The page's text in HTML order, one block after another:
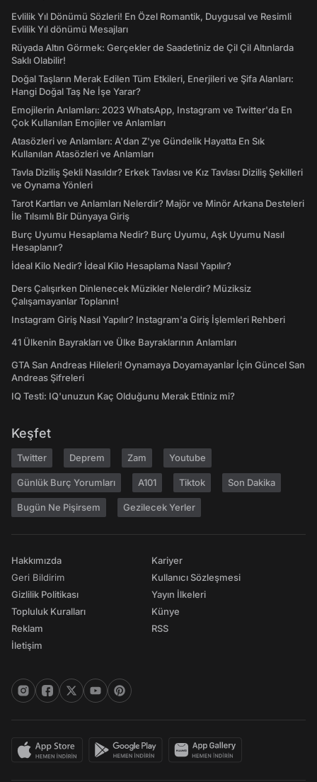
Evlilik Yıl Dönümü Sözleri! En Özel Romantik, Duygusal ve Resimli
Evlilik Yıl dönümü Mesajları
Rüyada Altın Görmek: Gerçekler de Saadetiniz de Çil Çil Altınlarda
Saklı Olabilir!
Doğal Taşların Merak Edilen Tüm Etkileri, Enerjileri ve Şifa Alanları:
Hangi Doğal Taş Ne İşe Yarar?
Emojilerin Anlamları: 2023 WhatsApp, Instagram ve Twitter'da En
Çok Kullanılan Emojiler ve Anlamları
Atasözleri ve Anlamları: A'dan Z'ye Gündelik Hayatta En Sık
Kullanılan Atasözleri ve Anlamları
Tavla Diziliş Şekli Nasıldır? Erkek Tavlası ve Kız Tavlası Diziliş Şekilleri
ve Oynama Yönleri
Tarot Kartları ve Anlamları Nelerdir? Majör ve Minör Arkana Desteleri
İle Tılsımlı Bir Dünyaya Giriş
Burç Uyumu Hesaplama Nedir? Burç Uyumu, Aşk Uyumu Nasıl
Hesaplanır?
İdeal Kilo Nedir? İdeal Kilo Hesaplama Nasıl Yapılır?
Ders Çalışırken Dinlenecek Müzikler Nelerdir? Müziksiz
Çalışamayanlar Toplanın!
Instagram Giriş Nasıl Yapılır? Instagram'a Giriş İşlemleri Rehberi
41 Ülkenin Bayrakları ve Ülke Bayraklarının Anlamları
GTA San Andreas Hileleri! Oynamaya Doyamayanlar İçin Güncel San
Andreas Şifreleri
IQ Testi: IQ'unuzun Kaç Olduğunu Merak Ettiniz mi?
Keşfet
Twitter Deprem Zam Youtube
Günlük Burç Yorumları A101 Tiktok Son Dakika
Bugün Ne Pişirsem Gezilecek Yerler
Hakkımızda
Geri Bildirim
Gizlilik Politikası
Topluluk Kuralları
Reklam
İletişim
Kariyer
Kullanıcı Sözleşmesi
Yayın İlkeleri
Künye
RSS